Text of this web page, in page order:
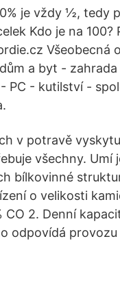
je vždy ½, tedy
Kdo je na 100?
Všeobecná
a byt -
PC - kutilství -
v potravě
všechny. Umí
bílkovinné
o velikosti
CO 2. Denní
odpovídá provozu